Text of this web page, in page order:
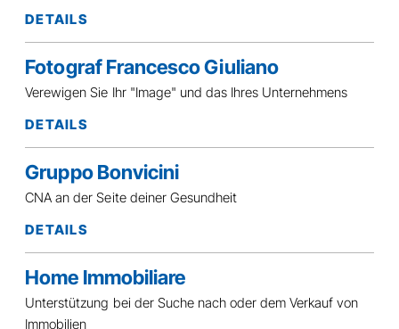
DETAILS
Fotograf Francesco Giuliano
Verewigen Sie Ihr "Image" und das Ihres Unternehmens
DETAILS
Gruppo Bonvicini
CNA an der Seite deiner Gesundheit
DETAILS
Home Immobiliare
Unterstützung bei der Suche nach oder dem Verkauf von
Immobilien